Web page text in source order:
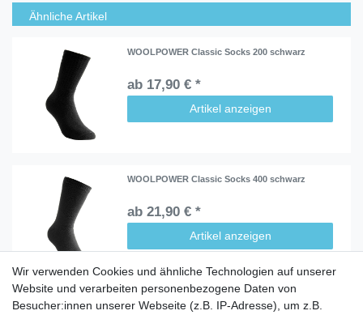
Ähnliche Artikel
WOOLPOWER Classic Socks 200 schwarz
ab 17,90 € *
Artikel anzeigen
WOOLPOWER Classic Socks 400 schwarz
ab 21,90 € *
Artikel anzeigen
Wir verwenden Cookies und ähnliche Technologien auf unserer
Website und verarbeiten personenbezogene Daten von
Besucher:innen unserer Webseite (z.B. IP-Adresse), um z.B.